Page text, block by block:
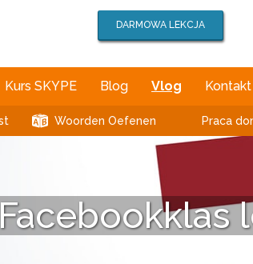
DARMOWA LEKCJA
Kurs SKYPE Blog Vlog Kontakt
Woorden Oefenen Praca
Facebookklas